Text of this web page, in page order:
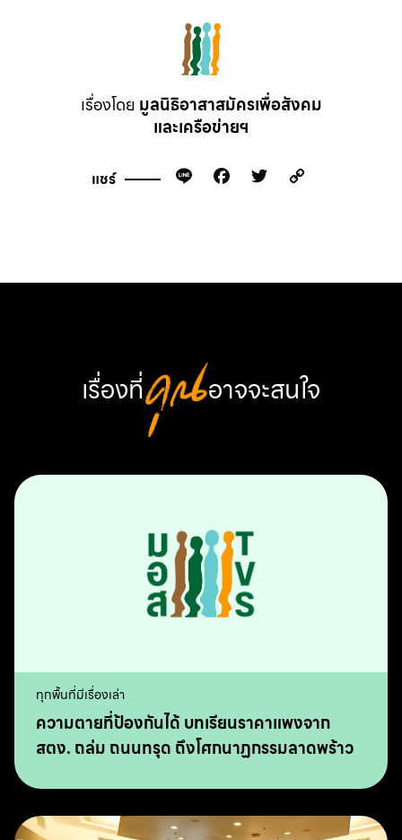
เรื่องโดย มูลนิธิอาสาสมัครเพื่อสังคม
และเครือข่ายฯ
แชร์ Line Facebook
Twitter
เรื่องที่คุณ อาจจะสนใจ
ทุกพื้นที่มีเรื่องเล่า
ความตายที่ป้องกันได้ บทเรียนราคาแพงจาก
สตง. ถล่ม ถนนทรุด ถึงโศกนาฏกรรมลาดพร้าว